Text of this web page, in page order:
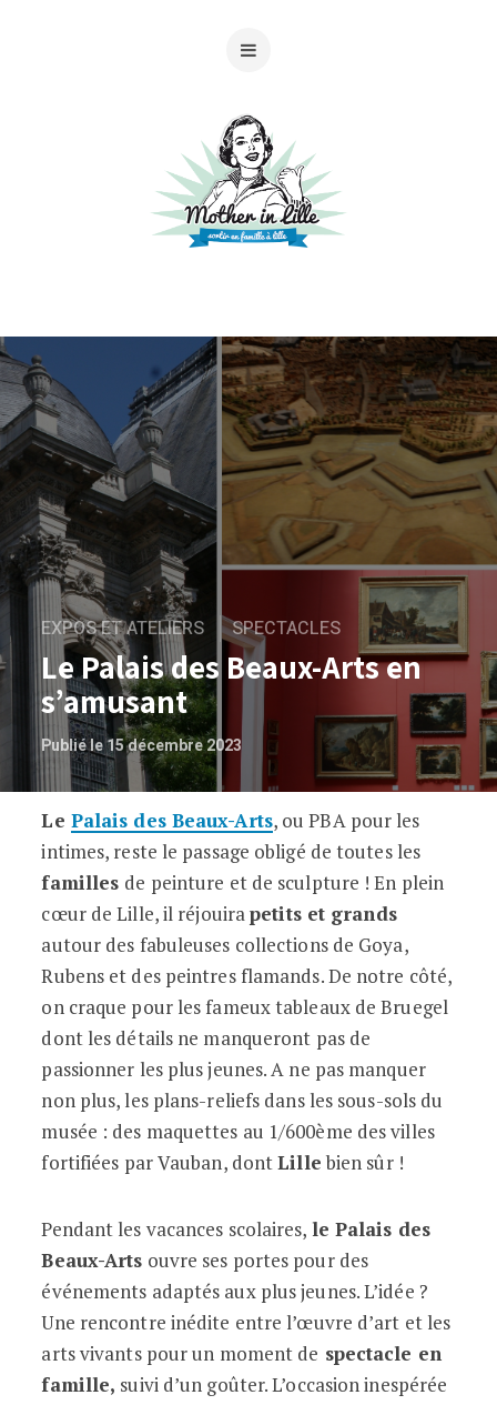
EXPOS ET ATELIERS SPECTACLES
Le Palais des Beaux-Arts en
s’amusant
Publié le 15 décembre 2023
Le Palais des Beaux-Arts en s’amusant
Le Palais des Beaux-Arts, ou PBA pour les
intimes, reste le passage obligé de toutes les
familles de peinture et de sculpture ! En plein
cœur de Lille, il réjouirapetits et grands
autour des fabuleuses collections de Goya,
Rubens et des peintres flamands. De notre côté,
on craque pour les fameux tableaux de Bruegel
dont les détails ne manqueront pas de
passionner les plus jeunes. A ne pas manquer
non plus, les plans-reliefs dans les sous-sols du
musée : des maquettes au 1/600ème des villes
fortifiées par Vauban, dontLillebien sûr !
Pendant les vacances scolaires, le Palais des
Beaux-Arts ouvre ses portes pour des
événements adaptés aux plus jeunes. L’idée ?
Une rencontre inédite entre l’œuvre d’art et les
arts vivants pour un moment de spectacle en
famille, suivi d’un goûter. L’occasion inespérée